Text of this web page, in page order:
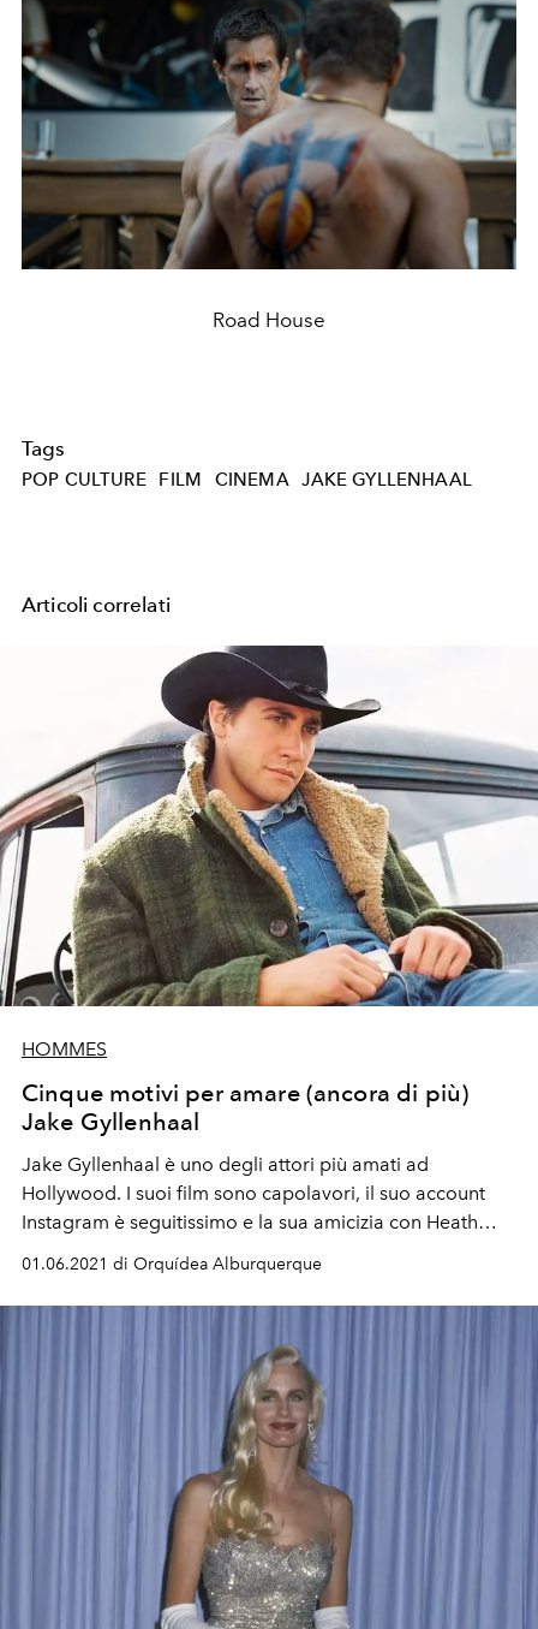
Road House
Tags
POP CULTURE FILM CINEMA JAKE GYLLENHAAL
Articoli correlati
HOMMES
Cinque motivi per amare (ancora di più)
Jake Gyllenhaal
Jake Gyllenhaal è uno degli attori più amati ad
Hollywood. I suoi film sono capolavori, il suo account
Instagram è seguitissimo e la sua amicizia con Heath
Ledger sarà per sempre ricordata
01.06.2021 di Orquídea Alburquerque